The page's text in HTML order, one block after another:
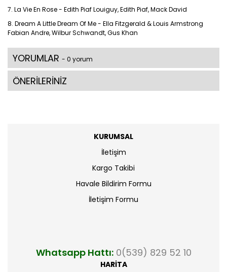
7. La Vie En Rose - Edith Piaf Louiguy, Edith Piaf, Mack David
8. Dream A Little Dream Of Me - Ella Fitzgerald & Louis Armstrong
Fabian Andre, Wilbur Schwandt, Gus Khan
YORUMLAR - 0 yorum
ÖNERİLERİNİZ
KURUMSAL
İletişim
Kargo Takibi
Havale Bildirim Formu
İletişim Formu
Whatsapp Hattı: 0(539) 829 52 10
HARİTA